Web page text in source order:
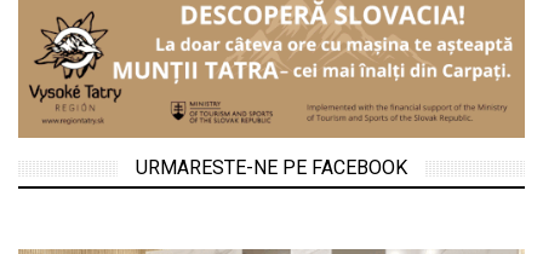
URMARESTE-NE PE FACEBOOK